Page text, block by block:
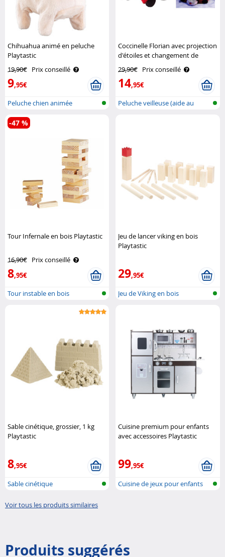
Chihuahua animé en peluche
Playtastic
19,90€ Prix conseillé
9,95€
Peluche chien animée
Coccinelle Florian avec projection
d'étoiles et changement de
29,90€ Prix conseillé
14,95€
Peluche veilleuse (aide au
Tour Infernale en bois Playtastic
16,90€ Prix conseillé
8,95€
-47 %
Tour instable en bois
Jeu de lancer viking en bois
Playtastic
29,95€
Jeu de Viking en bois
Sable cinétique, grossier, 1 kg
Playtastic
8,95€
Sable cinétique
Cuisine premium pour enfants
avec accessoires Playtastic
99,95€
Cuisine de jeux pour enfants
Voir tous les produits similaires
Produits suggérés